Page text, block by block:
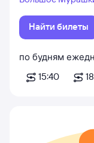
Найти билеты
по будням
15:40